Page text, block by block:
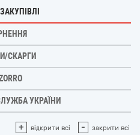
СКАРГИ
УКРАЇНИ
+ відкрити всі - закрити всі